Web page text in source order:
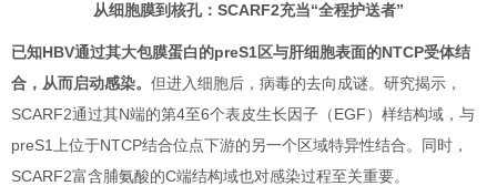
从细胞膜到核孔：SCARF2充当“全程护送者”
已知HBV通过其大包膜蛋白的preS1区与肝细胞表面的NTCP受体结
合，从而启动感染。 但进入细胞后，病毒的去向成谜。研究揭示，
SCARF2通过其N端的第4至6个表皮生长因子（EGF）样结构域，与
preS1上位于NTCP结合位点下游的另一个区域特异性结合。同时，
SCARF2富含脯氨酸的C端结构域也对感染过程至关重要。